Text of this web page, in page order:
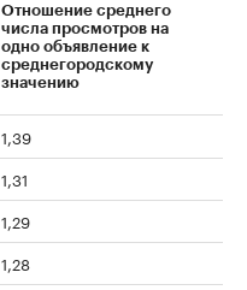
Отношение среднего
числа просмотров на
одно объявление к
среднегородскому
значению
1,39
1,31
1,29
1,28